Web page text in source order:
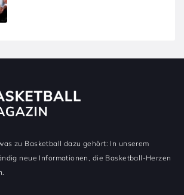
zu Basketball dazu gehört: In unserem
neue Informationen, die Basketball-Herzen